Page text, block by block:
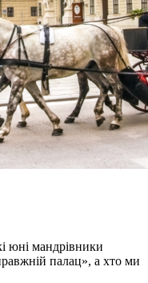
юні мандрівники
палац», а хто ми